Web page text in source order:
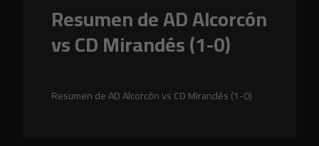
Resumen de AD Alcorcón
vs CD Mirandés (1-0)
Resumen de AD Alcorcón vs CD Mirandés (1-0)